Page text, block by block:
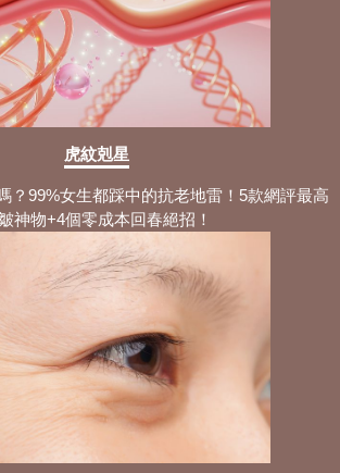
虎紋剋星
？99%女生都踩中的抗老地雷！5款網評最高
神物+4個零成本回春絕招！